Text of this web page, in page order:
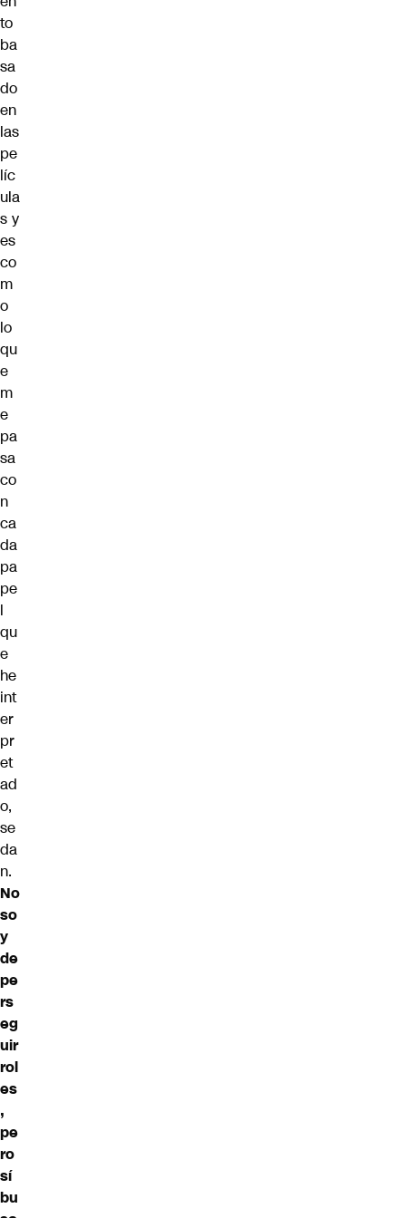
to
ba
sa
do
en
las
pe
líc
ula
s y
es
co
m
o
lo
qu
e
m
e
pa
sa
co
n
ca
da
pa
pe
l
qu
e
he
int
er
pr
et
ad
o,
se
da
n.
No
so
y
de
pe
rs
eg
uir
rol
es
,
pe
ro
sí
bu